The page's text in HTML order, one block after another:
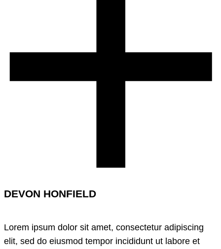
DEVON HONFIELD
Lorem ipsum dolor sit amet, consectetur adipiscing
elit, sed do eiusmod tempor incididunt ut labore et